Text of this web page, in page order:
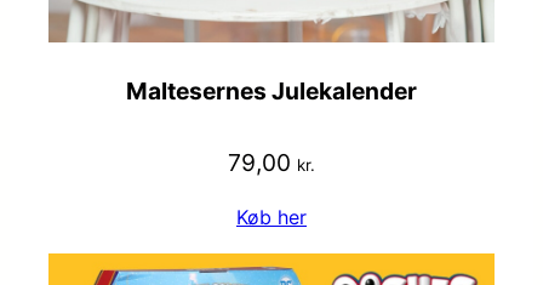
Maltesernes Julekalender
79,00 kr.
Køb her